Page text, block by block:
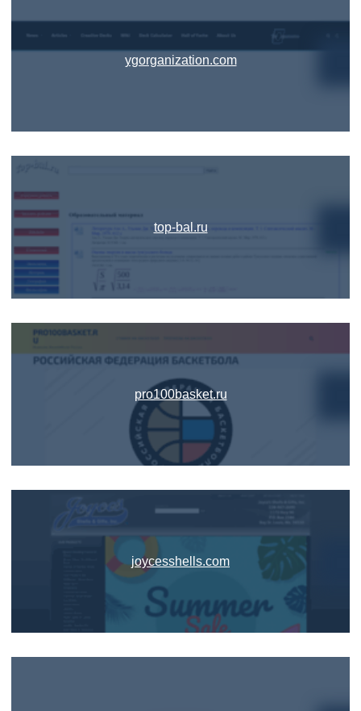
ygorganization.com
top-bal.ru
pro100basket.ru
joycesshells.com